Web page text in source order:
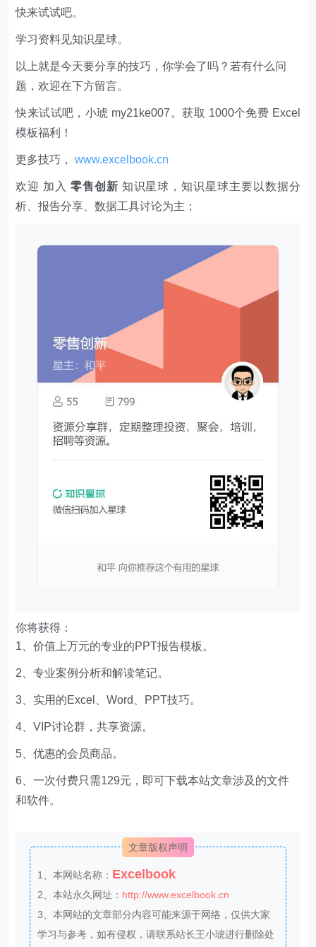
快来试试吧。
学习资料见知识星球。
以上就是今天要分享的技巧，你学会了吗？若有什么问
题，欢迎在下方留言。
快来试试吧，小琥 my21ke007。获取 1000个免费 Excel
模板福利​​​​！
更多技巧，www.excelbook.cn
欢迎 加入 零售创新 知识星球，知识星球主要以数据分
析、报告分享、数据工具讨论为主；
你将获得：
1、价值上万元的专业的PPT报告模板。
2、专业案例分析和解读笔记。
3、实用的Excel、Word、PPT技巧。
4、VIP讨论群，共享资源。
5、优惠的会员商品。
6、一次付费只需129元，即可下载本站文章涉及的文件
和软件。
文章版权声明
1、本网站名称： Excelbook
2、本站永久网址： http://www.excelbook.cn
3、本网站的文章部分内容可能来源于网络，仅供大家
学习与参考，如有侵权，请联系站长王小琥进行删除处